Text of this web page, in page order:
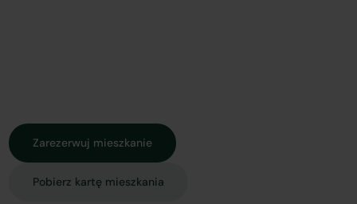
Zarezerwuj mieszkanie
Pobierz kartę mieszkania